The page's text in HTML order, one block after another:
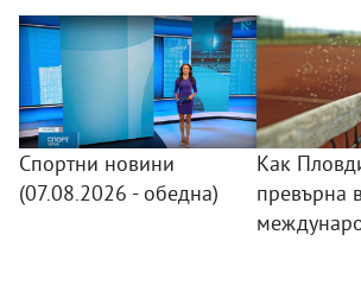
Спортни новини
(07.08.2026 - обедна)
Как
превърна